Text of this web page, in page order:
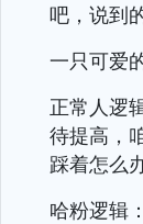
吧，说到
一只可爱
正常人逻
待提高，
踩着怎么
哈粉逻辑